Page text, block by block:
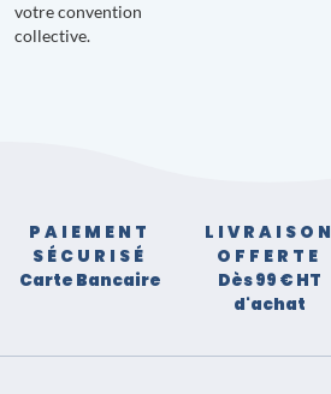
votre convention
collective.
PAIEMENT
SÉCURISÉ
Carte Bancaire
LIVRAISON
OFFERTE
Dès 99 € HT
d'achat